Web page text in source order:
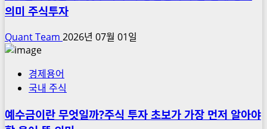
의미 주식투자
Quant Team 2026년 07월 01일
경제용어
국내 주식
예수금이란 무엇일까?주식 투자 초보가 가장 먼저 알아야